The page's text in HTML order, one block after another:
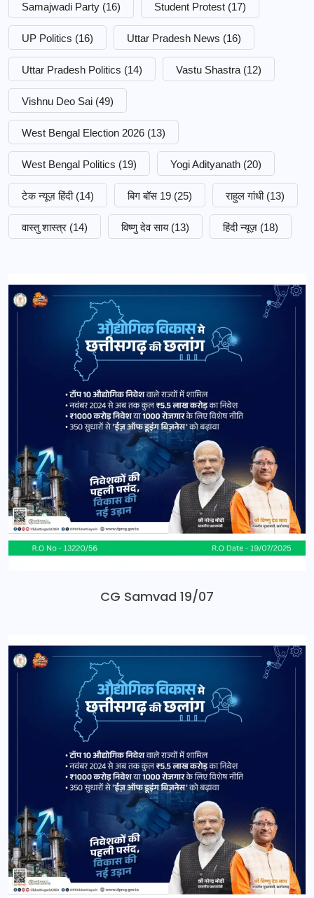
Samajwadi Party (16) Student Protest (17)
UP Politics (16) Uttar Pradesh News (16)
Uttar Pradesh Politics (14) Vastu Shastra (12)
Vishnu Deo Sai (49)
West Bengal Election 2026 (13)
West Bengal Politics (19) Yogi Adityanath (20)
टेक न्यूज़ हिंदी (14) बिग बॉस 19 (25) राहुल गांधी (13)
वास्तु शास्त्र (14) विष्णु देव साय (13) हिंदी न्यूज़ (18)
CG Samvad 19/07